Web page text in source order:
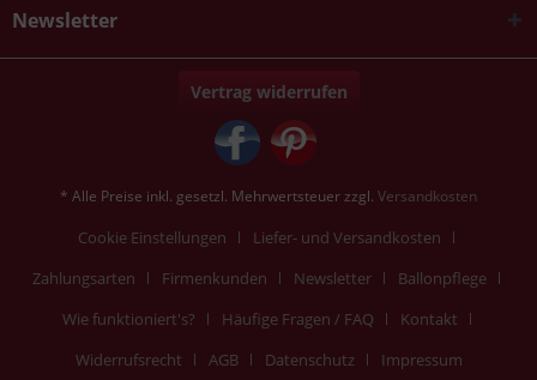
Newsletter
Vertrag widerrufen
* Alle Preise inkl. gesetzl. Mehrwertsteuer zzgl. Versandkosten
Cookie Einstellungen
Liefer- und Versandkosten
Zahlungsarten
Firmenkunden Newsletter
Ballonpflege
Wie funktioniert's?
Häufige Fragen / FAQ
Kontakt
Widerrufsrecht
AGB Datenschutz Impressum